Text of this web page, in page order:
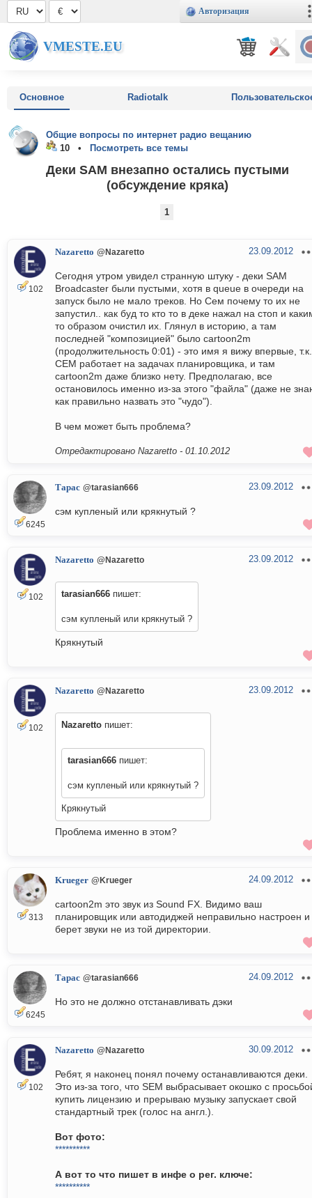
Авторизация
VMESTE.EU
Основное Radiotalk
Общие вопросы по интернет радио вещанию
10 •
Посмотреть все темы
Деки SAM внезапно остались пустыми
(обсуждение кряка)
1
102
Nazaretto @Nazaretto 23.09.2012
Сегодня утром увидел странную штуку - деки SAM
Broadcaster были пустыми, хотя в queue в очереди на
запуск было не мало треков. Но Сем почему то их не
запустил.. как буд то кто то в деке нажал на стоп и
то образом очистил их. Глянул в историю, а там
последней "композицией" было cartoon2m
(продолжительность 0:01) - это имя я вижу впервые, т.к.
СЕМ работает на задачах планировщика, и там
cartoon2m даже близко нету. Предполагаю, все
остановилось именно из-за этого "файла" (даже не
как правильно назвать это "чудо").
В чем может быть проблема?
Отредактировано Nazaretto - 01.10.2012
6245
Тарас @tarasian666 23.09.2012
сэм купленый или крякнутый ?
102
Nazaretto @Nazaretto 23.09.2012
tarasian666 пишет:
сэм купленый или крякнутый ?
Крякнутый
102
Nazaretto @Nazaretto 23.09.2012
Nazaretto пишет:
tarasian666 пишет:
сэм купленый или крякнутый ?
Крякнутый
Проблема именно в этом?
313
Krueger @Krueger 24.09.2012
cartoon2m это звук из Sound FX. Видимо ваш
планировщик или автодиджей неправильно настроен и
берет звуки не из той директории.
6245
Тарас @tarasian666 24.09.2012
Но это не должно отстанавливать дэки
102
Nazaretto @Nazaretto 30.09.2012
Ребят, я наконец понял почему останавливаются деки.
Это из-за того, что SEM выбрасывает окошко с
купить лицензию и прерываю музыку запускает свой
стандартный трек (голос на англ.).
Вот фото:
**********
А вот то что пишет в инфе о рег. ключе:
**********